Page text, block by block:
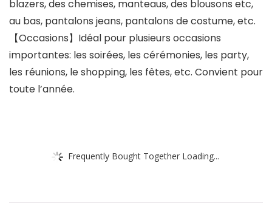
blazers, des chemises, manteaus, des blousons etc,
au bas, pantalons jeans, pantalons de costume, etc.
【Occasions】Idéal pour plusieurs occasions
importantes: les soirées, les cérémonies, les party,
les réunions, le shopping, les fêtes, etc. Convient pour
toute l’année.
Frequently Bought Together Loading...